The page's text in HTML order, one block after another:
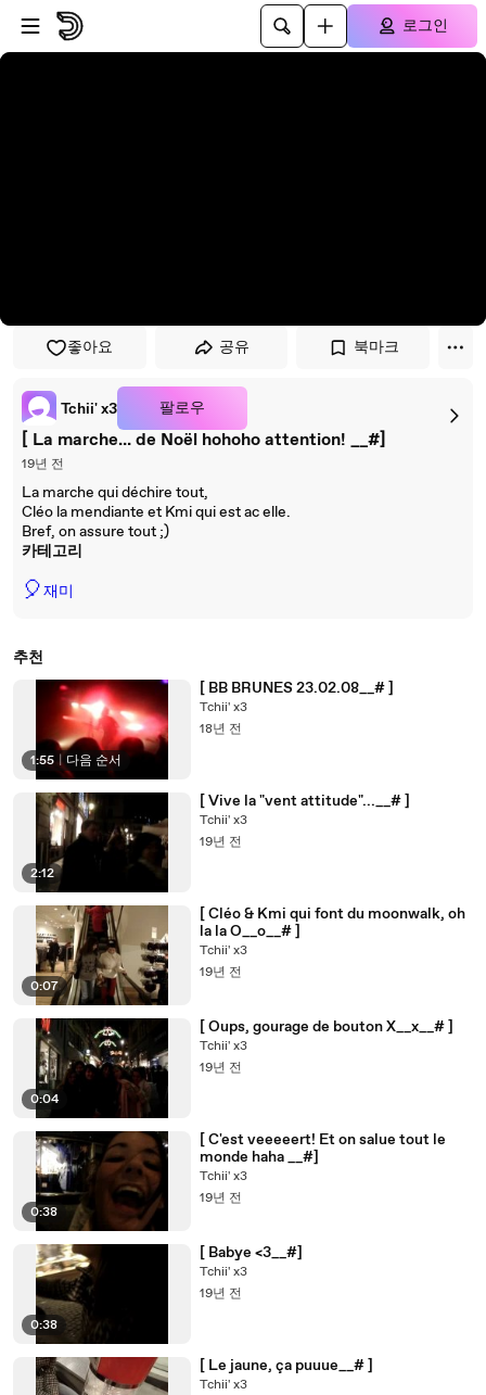
플레이어로 건너뛰기
본문으로 건너뛰기
로그인
좋아요 공유 북마크
Tchii' x3 팔로우
[ La marche... de Noël hohoho attention! __#]
19년 전
La marche qui déchire tout,
Cléo la mendiante et Kmi qui est ac elle.
Bref, on assure tout ;)
카테고리
🎈재미
추천
1:55 | 다음 순서
[ BB BRUNES 23.02.08__# ]
Tchii' x3
18년 전
2:12
[ Vive la "vent attitude"...__# ]
Tchii' x3
19년 전
0:07
[ Cléo & Kmi qui font du moonwalk, oh
la la O__o__# ]
Tchii' x3
19년 전
0:04
[ Oups, gourage de bouton X__x__# ]
Tchii' x3
19년 전
0:38
[ C'est veeeeert! Et on salue tout le
monde haha __#]
Tchii' x3
19년 전
0:38
[ Babye <3__#]
Tchii' x3
19년 전
[ Le jaune, ça puuue__# ]
Tchii' x3